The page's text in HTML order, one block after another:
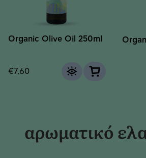
Organic Olive Oil 250ml
€7,60
αρωματικό